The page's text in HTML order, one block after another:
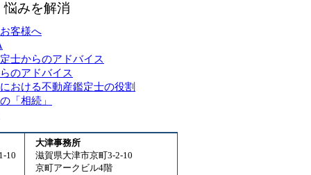
みを解消
客様へ
士からのアドバイス
のアドバイス
における不動産鑑定士の役割
「相続」
10
大津事務所
滋賀県大津市京町3-2-10
京町アークビル4階